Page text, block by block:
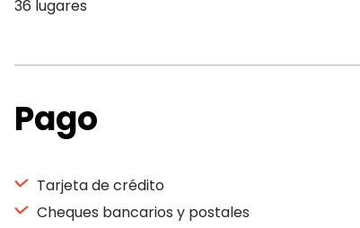
36 lugares
Pago
Tarjeta de crédito
Cheques bancarios y postales